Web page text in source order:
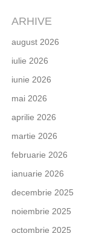
ARHIVE
august 2026
iulie 2026
iunie 2026
mai 2026
aprilie 2026
martie 2026
februarie 2026
ianuarie 2026
decembrie 2025
noiembrie 2025
octombrie 2025